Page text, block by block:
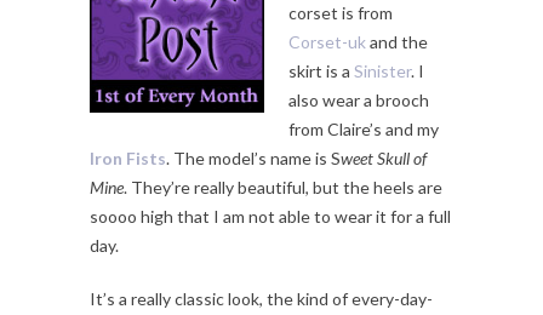
corset is from
Corset-uk and the
skirt is a Sinister. I
also wear a brooch
from Claire’s and my
Iron Fists. The model’s name is Sweet Skull of
Mine. They’re really beautiful, but the heels are
soooo high that I am not able to wear it for a full
day.
It’s a really classic look, the kind of every-day-